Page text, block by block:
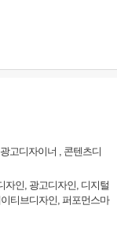
고디자이너 , 콘텐츠디
자인, 광고디자인, 디지털
티브디자인, 퍼포먼스마